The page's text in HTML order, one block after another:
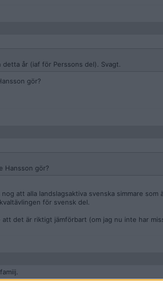
detta år (iaf för Perssons del). Svagt.
gör?
Hansson gör?
att alla landslagsaktiva svenska simmare som
för svensk del.
det är riktigt jämförbart (om jag nu inte har